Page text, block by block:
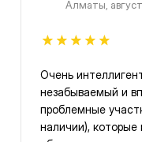
Алматы,
Очень
незабываемый и
проблемные участки мышц или
наличии), которые